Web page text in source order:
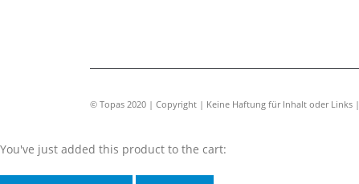
© Topas 2020 | Copyright | Keine Haftung für Inhalt oder Links |
You've just added this product to the cart: